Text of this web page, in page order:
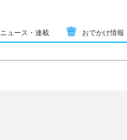
ニュース・連載 おでかけ情報